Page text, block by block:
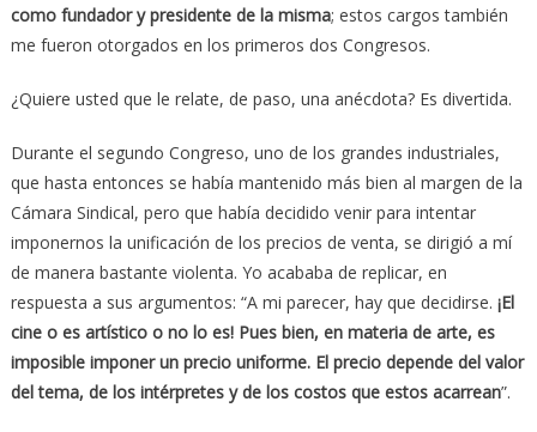
como fundador y presidente de la misma; estos cargos también
me fueron otorgados en los primeros dos Congresos.
¿Quiere usted que le relate, de paso, una anécdota? Es divertida.
Durante el segundo Congreso, uno de los grandes industriales,
que hasta entonces se había mantenido más bien al margen de la
Cámara Sindical, pero que había decidido venir para intentar
imponernos la unificación de los precios de venta, se dirigió a mí
de manera bastante violenta. Yo acababa de replicar, en
respuesta a sus argumentos: “A mi parecer, hay que decidirse. ¡El
cine o es artístico o no lo es! Pues bien, en materia de arte, es
imposible imponer un precio uniforme. El precio depende del valor
del tema, de los intérpretes y de los costos que estos acarrean”.